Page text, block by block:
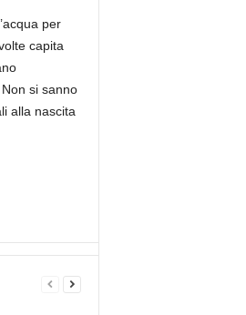
per
capita
si sanno
alla nascita